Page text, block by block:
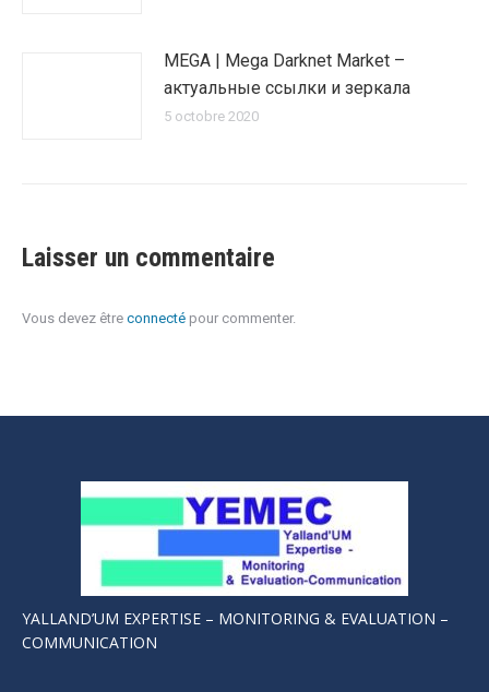
MEGA | Mega Darknet Market –
актуальные ссылки и зеркала
5 octobre 2020
Laisser un commentaire
Vous devez être connecté pour commenter.
YALLAND’UM EXPERTISE – MONITORING & EVALUATION –
COMMUNICATION